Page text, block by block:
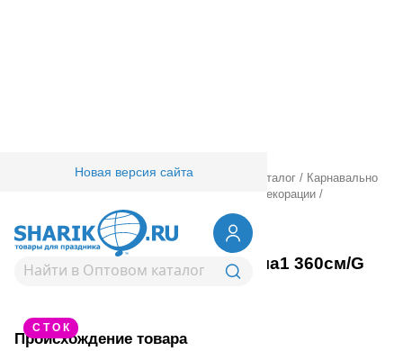
Новая версия сайта
Товары для праздника/ Оптовый каталог / Карнавально
Декорации /
1501-1278Баннер HB Формула1 360см/G
С Т О К
Происхождение товара